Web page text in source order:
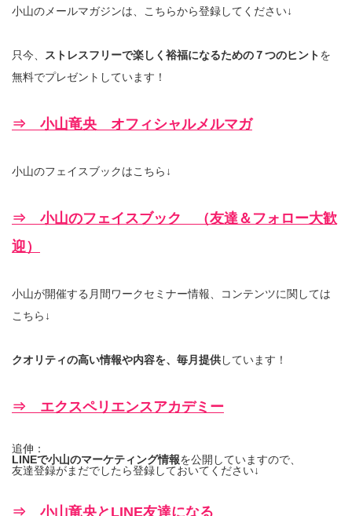
小山のメールマガジンは、こちらから登録してください↓
只今、 ストレスフリーで楽しく裕福になるための７つのヒントを
無料でプレゼントしています！
⇒ 小山竜央 オフィシャルメルマガ
小山のフェイスブックはこちら↓
⇒ 小山のフェイスブック （友達＆フォロー大歓
迎）
小山が開催する月間ワークセミナー情報、コンテンツに関しては
こちら↓
クオリティの高い情報や内容を、毎月提供しています！
⇒ エクスペリエンスアカデミー
追伸：
LINEで小山のマーケティング情報を公開していますので、
友達登録がまだでしたら登録しておいてください↓
⇒ 小山竜央とLINE友達になる